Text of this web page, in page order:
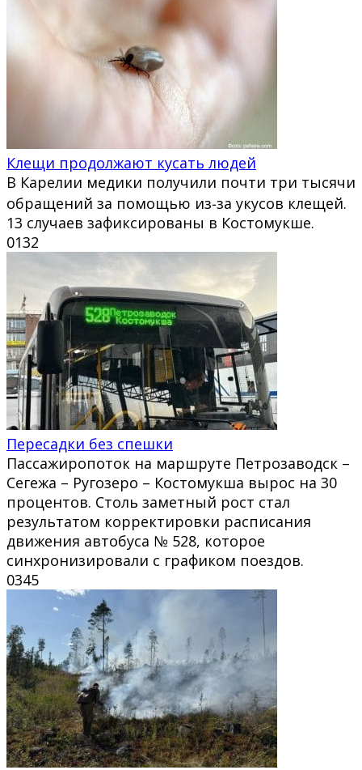
Клещи продолжают кусать людей
В Карелии медики получили почти три тысячи
обращений за помощью из‑за укусов клещей.
13 случаев зафиксированы в Костомукше.
0132
Пересадки без спешки
Пассажиропоток на маршруте Петрозаводск –
Сегежа – Ругозеро – Костомукша вырос на 30
процентов. Столь заметный рост стал
результатом корректировки расписания
движения автобуса № 528, которое
синхронизировали с графиком поездов.
0345